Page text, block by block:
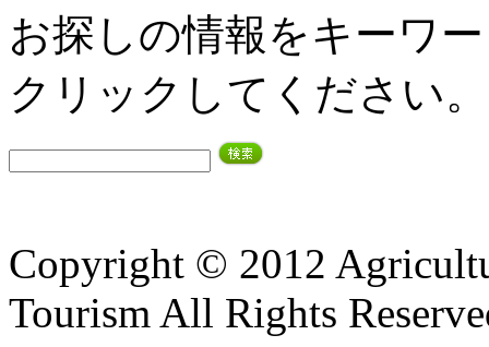
お探しの情報をキーワ
クリックしてください。
Copyright © 2012
Tourism All Rights